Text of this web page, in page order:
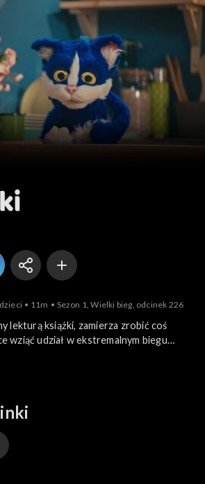
Zwierzaki Czytaki
11m Sezon 1, Wielki bieg, odcinek 226
lekturą książki, zamierza zrobić coś
wziąć udział w ekstremalnym biegu
w tym, że kondycyjnie nie jest do